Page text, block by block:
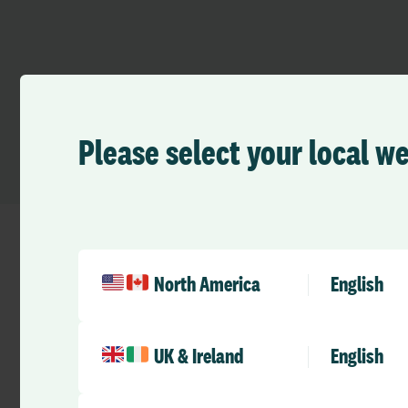
Please select your local
North America English
UK & Ireland English